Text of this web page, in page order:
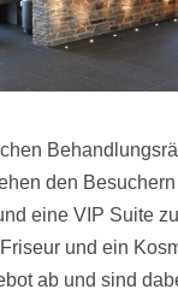
den
eine VIP Suite
und ein
ab und sind